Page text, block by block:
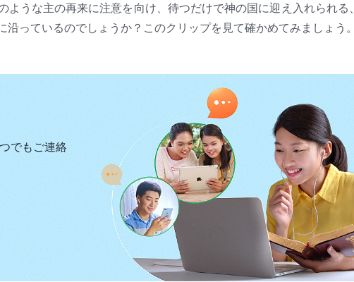
うな主の再来に注意を向け、待つだけで神の国に迎え入れられる、
っているのでしょうか？このクリップを見て確かめてみましょう。
でもご連絡